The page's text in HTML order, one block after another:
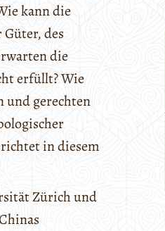
kann die
des
die
erfüllt? Wie
und gerechten
in diesem
Zürich und